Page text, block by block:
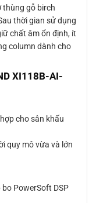
thùng gỗ birch
thời gian sử dụng
chất âm ổn định, ít
column dành cho
XI118B-AI-
cho sân khấu
quy mô vừa và lớn
PowerSoft DSP